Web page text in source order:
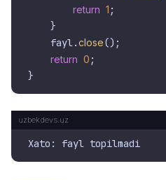
return 1 ;
    }
    fayl.
close();
return 0 ;